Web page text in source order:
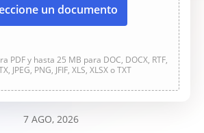
un documento
PDF y hasta 25 MB para DOC, DOCX, RTF,
JPEG, PNG, JFIF, XLS, XLSX o TXT
7 AGO, 2026